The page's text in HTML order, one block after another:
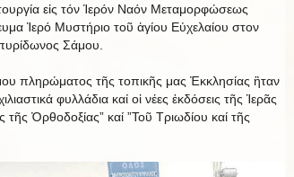
εἰς τόν Ἱερόν Ναόν Μεταμορφώσεως
Ἱερό Μυστήριο τοῦ ἁγίου Εὐχελαίου στον
Σάμου.
πληρώματος τῆς τοπικῆς μας Ἐκκλησίας ἣταν
φυλλάδια καί οἱ νέες ἐκδόσεις τῆς Ἱερᾶς
Ὀρθοδοξίας” καί ”Τοῦ Τριωδίου καί τῆς